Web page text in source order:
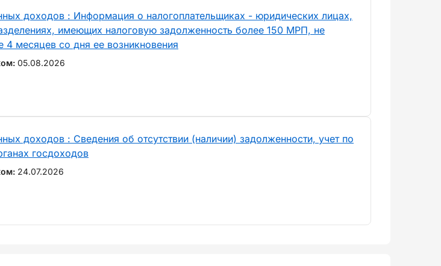
доходов : Информация о налогоплательщиках - юридических лицах,
имеющих налоговую задолженность более 150 МРП, не
4 месяцев со дня ее возникновения
05.08.2026
доходов : Сведения об отсутствии (наличии) задолженности, учет по
госдоходов
24.07.2026